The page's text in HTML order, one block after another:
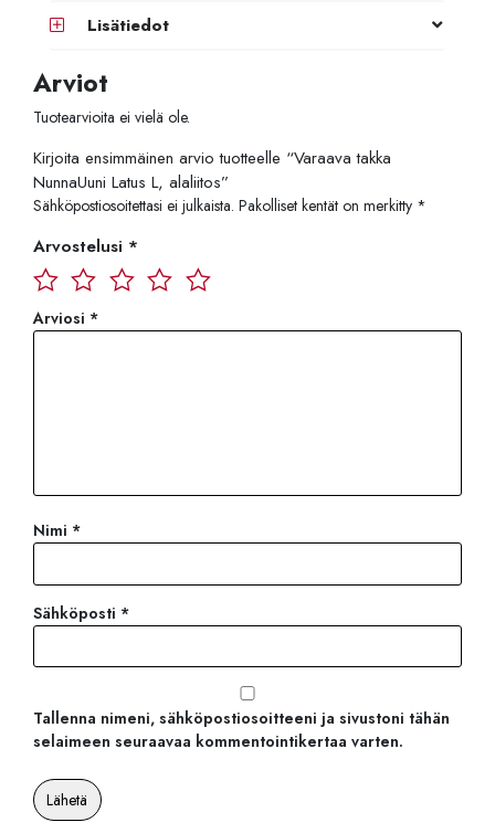
Lisätiedot
Arviot
Tuotearvioita ei vielä ole.
Kirjoita ensimmäinen arvio tuotteelle “Varaava takka
NunnaUuni Latus L, alaliitos”
Sähköpostiosoitettasi ei julkaista. Pakolliset kentät on merkitty *
Arvostelusi *
Arviosi *
Nimi *
Sähköposti *
Tallenna nimeni, sähköpostiosoitteeni ja sivustoni tähän
selaimeen seuraavaa kommentointikertaa varten.